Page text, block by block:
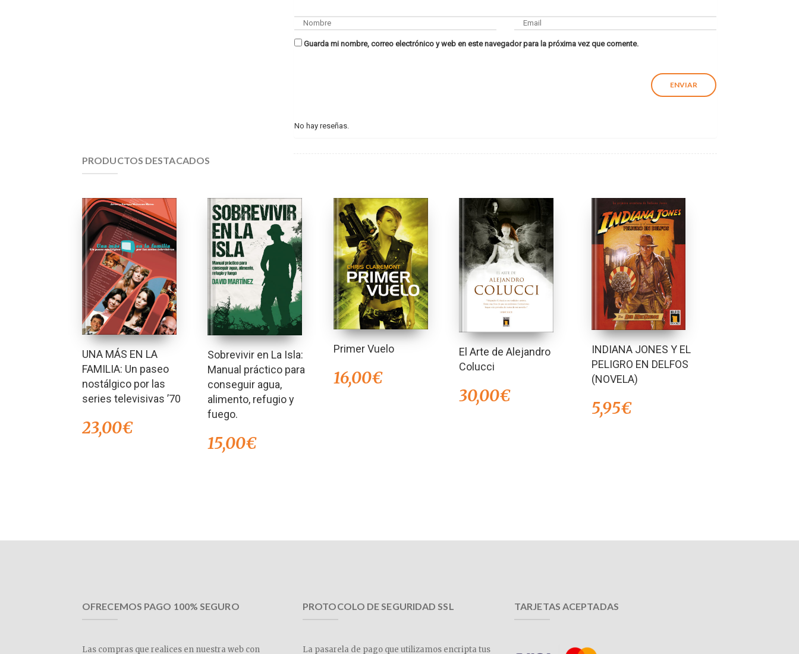
Guarda mi nombre, correo electrónico y web en este navegador para la próxima vez que comente.
No hay reseñas.
PRODUCTOS DESTACADOS
UNA MÁS EN LA
FAMILIA: Un paseo
nostálgico por las
series televisivas ’70
23,00€
Sobrevivir en La Isla:
Manual práctico para
conseguir agua,
alimento, refugio y
fuego.
15,00€
Primer Vuelo
16,00€
El Arte de Alejandro
Colucci
30,00€
INDIANA JONES Y EL
PELIGRO EN DELFOS
(NOVELA)
5,95€
OFRECEMOS PAGO 100% SEGURO
Las compras que realices en nuestra web con
PROTOCOLO DE SEGURIDAD SSL
La pasarela de pago que utilizamos encripta tus
TARJETAS ACEPTADAS